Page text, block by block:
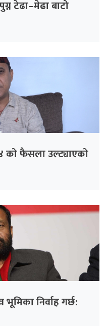
टेढा–मेढा बाटो
फैसला उल्ट्याएको
निर्वाह गर्छ: